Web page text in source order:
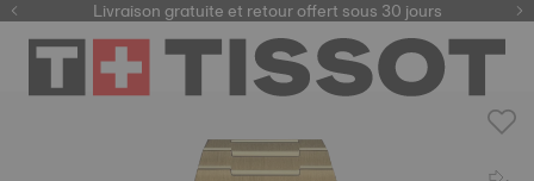
Livraison gratuite et retour offert sous 30 jours